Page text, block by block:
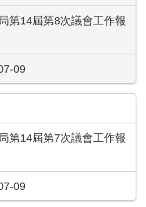
第14屆第8次議會工作報
09
第14屆第7次議會工作報
09